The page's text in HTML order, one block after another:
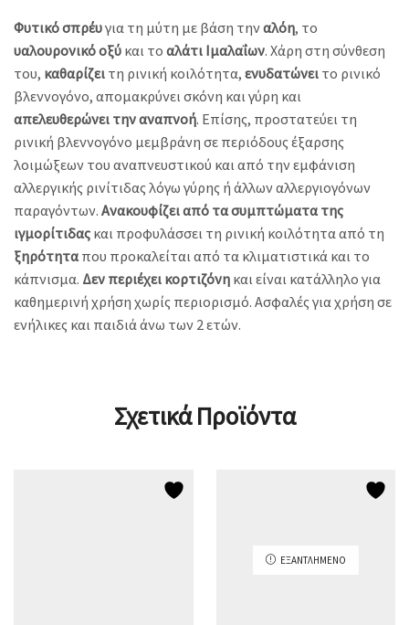
Φυτικό σπρέυγια τη μύτη με βάση τηναλόη, το
υαλουρονικόοξύ και το αλάτι Ιμαλαΐων. Χάρη στη σύνθεση
του, καθαρίζει τη ρινική κοιλότητα, ενυδατώνει το ρινικό
βλεννογόνο, απομακρύνει σκόνη και γύρη και
απελευθερώνει την αναπνοή. Επίσης, προστατεύει τη
ρινική βλεννογόνο μεμβράνη σε περιόδους έξαρσης
λοιμώξεων του αναπνευστικού και από την εμφάνιση
αλλεργικής ρινίτιδας λόγω γύρης ή άλλων αλλεργιογόνων
παραγόντων. Ανακουφίζει από τα συμπτώματα της
ιγμορίτιδας και προφυλάσσει τη ρινική κοιλότητα από τη
ξηρότητα που προκαλείται από τα κλιματιστικά και το
κάπνισμα. Δεν περιέχει κορτιζόνη και είναι κατάλληλο για
καθημερινή χρήση χωρίς περιορισμό. Ασφαλές για χρήση σε
ενήλικες και παιδιά άνω των 2 ετών.
Σχετικά Προϊόντα
ΕΞΑΝΤΛΗΜΈΝΟ